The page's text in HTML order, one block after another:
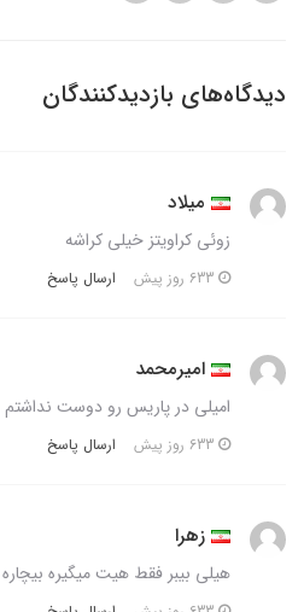
دیدگاه‌های بازدیدکنندگان
میلاد
زوئی کراویتز خیلی کراشه
ارسال پاسخ
امیرمحمد
امیلی در پاریس رو دوست
ارسال پاسخ
زهرا
هیلی بیبر فقط هیت میگیره بیچاره